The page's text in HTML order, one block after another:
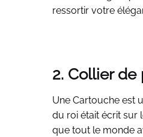
ressortir votre
2. Collier
Une Cartouche est
du roi était écrit sur
que tout le monde